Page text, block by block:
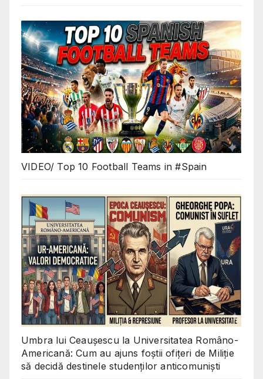
VIDEO/ Top 10 Football Teams in #Spain
Umbra lui Ceaușescu la Universitatea Româno-
Americană: Cum au ajuns foștii ofițeri de Miliție
să decidă destinele studenților anticomuniști